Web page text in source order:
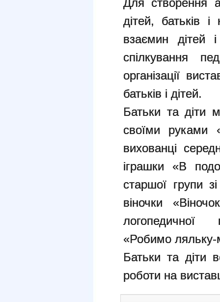
Для створення
дітей, батьків і
взаємин дітей
спілкування
організації
батьків і дітей.
Батьки та діти
своїми руками
вихованці
іграшки «В
старшої групи
віночки
логопедичної
«Робимо ляльку-
Батьки та діти
роботи на